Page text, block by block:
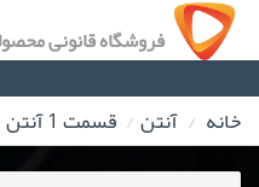
فروشگاه قانونی
خانه آنتن قسمت 1 آنتن